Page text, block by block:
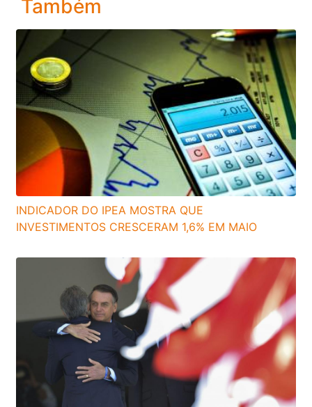
Também
INDICADOR DO IPEA MOSTRA QUE
INVESTIMENTOS CRESCERAM 1,6% EM MAIO